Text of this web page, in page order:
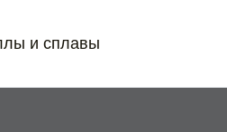
и сплавы